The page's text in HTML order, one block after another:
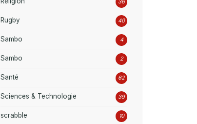
36
Rugby 40
Sambo 4
Sambo 2
Santé 62
Sciences & Technologie 39
scrabble 10